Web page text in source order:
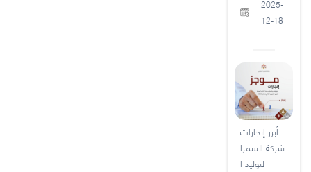
2025-
12-18
أبرز إنجازات
شركة السمرا
لتوليد ا